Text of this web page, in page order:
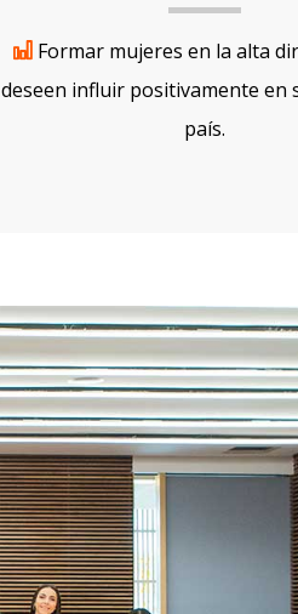
Formar mujeres en la alta
deseen influir positivamente en
país.